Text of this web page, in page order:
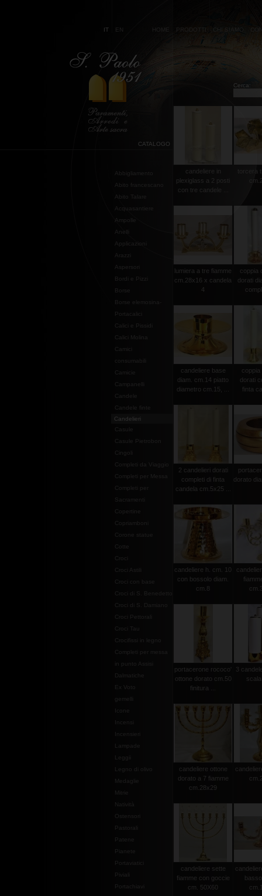
IT EN HOME PRODOTTI CHI SIAMO
Cerca:
CATALOGO
Abbigliamento
Abito francescano
Abito Talare
Acquasantiere
Ampolle
Anelli
Applicazioni
Arazzi
Aspersori
Bordi e Pizzi
Borse
Borse elemosina-
Portacalici
Calici e Pissidi
Calici Molina
Campanelli
Candele
Candele finte
Candelieri
Casule
Casule Pietrobon
Cingoli
Completi da Viaggio
Completi per Messa
Completi per
Sacramenti
Copertine
Copriamboni
Corone statue
Cotte
Croci
Croci Astili
Croci con base
Croci di S. Benedetto
Croci di S. Damiano
Croci Pettorali
Croci Tau
Crocifissi in legno
Completi per messa
in punto Assisi
Dalmatiche
Ex Voto
gemelli
Leggii
Legno di olivo
Medaglie
Mitrie
Natività
Ostensori
Pastorali
Patene
Pianete
Portaviatici
Piviali
Portachiavi
candeliere in
plexiglass a 2 posti
con tre candele ...
torcera
lumiera a tre fiamme
cm.28x16 x candela
4
coppia
dorati
candeliere base
diam. cm.14 piatto
diametro cm.15, ...
coppia
dorati
finta
2 candelieri dorati
completi di finta
candela cm.5x25 ...
dorato
candeliere h. cm. 10
con bossolo diam.
cm.8
portacerone rococo'
ottone dorato cm.50
finitura ...
3
candeliere ottone
dorato a 7 fiamme
cm.28x29
candeliere sette
fiamme con goccie
cm. 50X60